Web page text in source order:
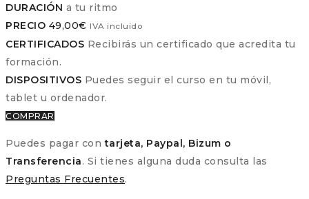
DURACIÓN a tu ritmo
PRECIO 49,00€ IVA incluido
CERTIFICADOS Recibirás un certificado que acredita tu
formación.
DISPOSITIVOS Puedes seguir el curso en tu móvil,
tablet u ordenador.
COMPRAR
Puedes pagar contarjeta, Paypal, Bizum o
Transferencia. Si tienes alguna duda consulta las
Preguntas Frecuentes.